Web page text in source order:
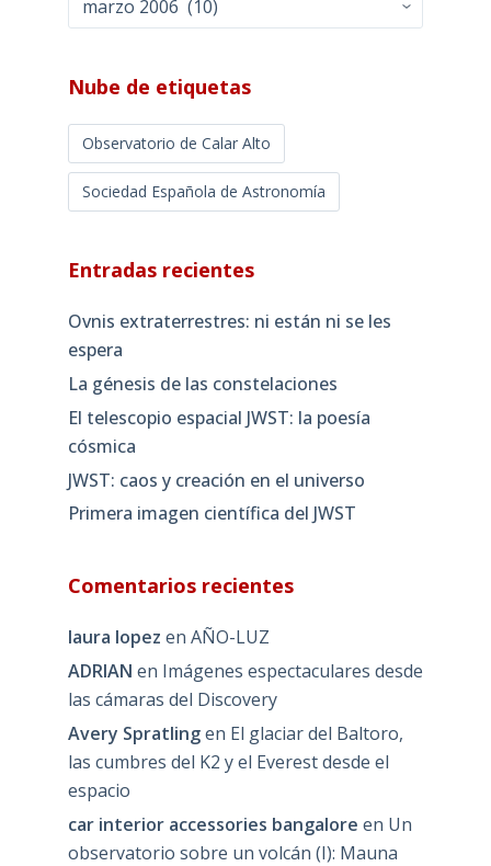
mensuales
Nube de etiquetas
Observatorio de Calar Alto
Sociedad Española de Astronomía
Entradas recientes
Ovnis extraterrestres: ni están ni se les
espera
La génesis de las constelaciones
El telescopio espacial JWST: la poesía
cósmica
JWST: caos y creación en el universo
Primera imagen científica del JWST
Comentarios recientes
laura lopez en AÑO-LUZ
ADRIAN en Imágenes espectaculares desde
las cámaras del Discovery
Avery Spratlingen El glaciar del Baltoro,
las cumbres del K2 y el Everest desde el
espacio
car interior accessories bangalore en Un
observatorio sobre un volcán (I): Mauna